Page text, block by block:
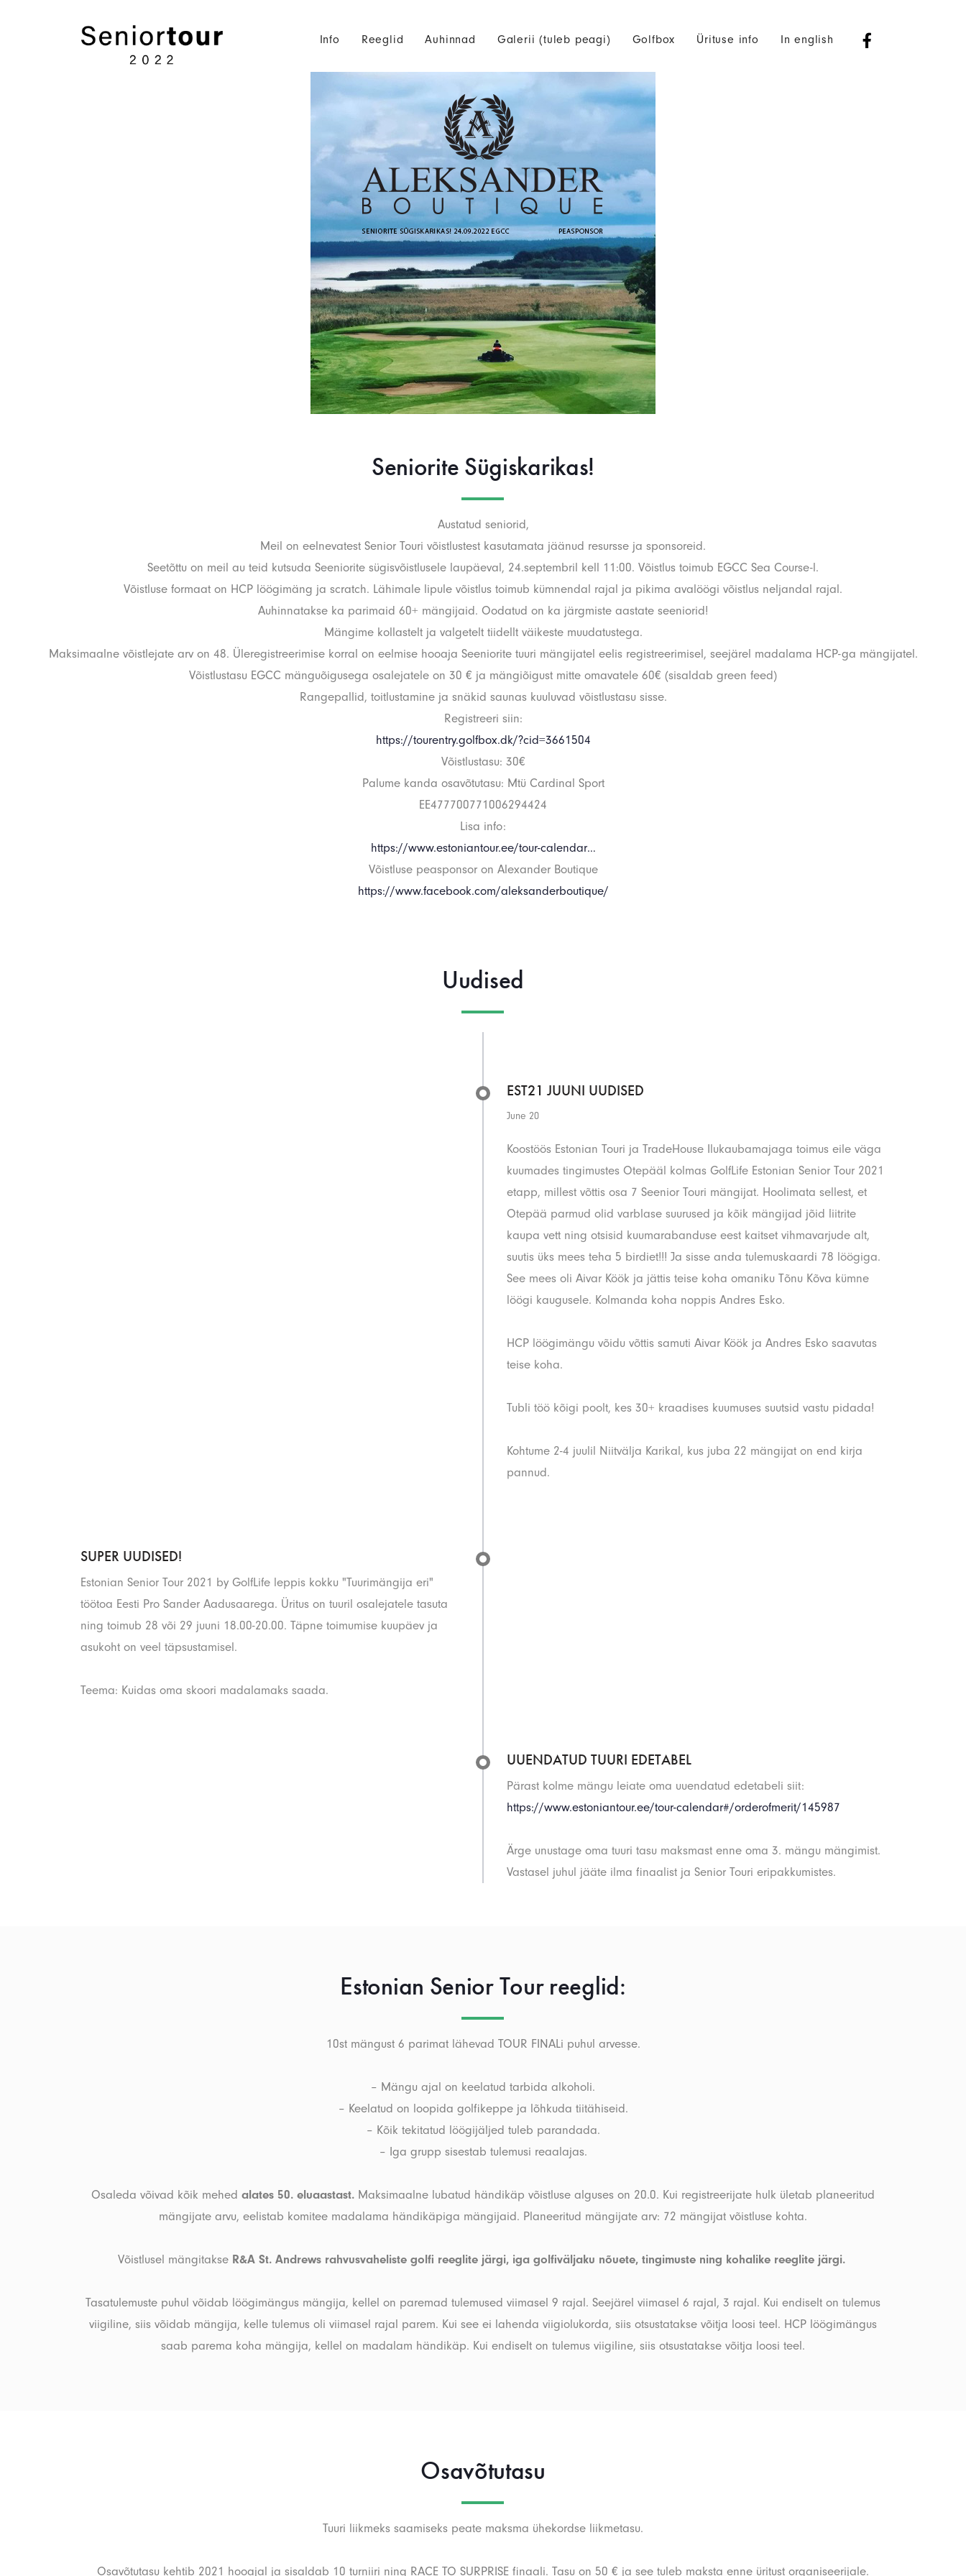
Info Reeglid Auhinnad Galerii (tuleb peagi) Golfbox Ürituse info In english
Seniorite Sügiskarikas!
Austatud seniorid,
Meil on eelnevatest Senior Touri võistlustest kasutamata jäänud resursse ja sponsoreid.
Seetõttu on meil au teid kutsuda Seeniorite sügisvõistlusele laupäeval, 24.septembril kell 11:00. Võistlus toimub EGCC Sea Course-l.
Võistluse formaat on HCP löögimäng ja scratch. Lähimale lipule võistlus toimub kümnendal rajal ja pikima avalöögi võistlus neljandal rajal.
Auhinnatakse ka parimaid 60+ mängijaid. Oodatud on ka järgmiste aastate seeniorid!
Mängime kollastelt ja valgetelt tiidellt väikeste muudatustega.
Maksimaalne võistlejate arv on 48. Üleregistreerimise korral on eelmise hooaja Seeniorite tuuri mängijatel eelis registreerimisel, seejärel madalama HCP-ga mängijatel.
Võistlustasu EGCC mänguõigusega osalejatele on 30 € ja mängiõigust mitte omavatele 60€ (sisaldab green feed)
Rangepallid, toitlustamine ja snäkid saunas kuuluvad võistlustasu sisse.
Registreeri siin:
https://tourentry.golfbox.dk/?cid=3661504
Võistlustasu: 30€
Palume kanda osavõtutasu: Mtü Cardinal Sport
EE477700771006294424
Lisa info:
https://www.estoniantour.ee/tour-calendar…
Võistluse peasponsor on Alexander Boutique
https://www.facebook.com/aleksanderboutique/
Uudised
EST21 JUUNI UUDISED
June 20
Koostöös Estonian Touri ja TradeHouse Ilukaubamajaga toimus eile väga
kuumades tingimustes Otepääl kolmas GolfLife Estonian Senior Tour 2021
etapp, millest võttis osa 7 Seenior Touri mängijat. Hoolimata sellest, et
Otepää parmud olid varblase suurused ja kõik mängijad jõid liitrite
kaupa vett ning otsisid kuumarabanduse eest kaitset vihmavarjude alt,
suutis üks mees teha 5 birdiet!!! Ja sisse anda tulemuskaardi 78 löögiga.
See mees oli Aivar Köök ja jättis teise koha omaniku Tõnu Kõva kümne
löögi kaugusele. Kolmanda koha noppis Andres Esko.
HCP löögimängu võidu võttis samuti Aivar Köök ja Andres Esko saavutas
teise koha.
Tubli töö kõigi poolt, kes 30+ kraadises kuumuses suutsid vastu pidada!
Kohtume 2-4 juulil Niitvälja Karikal, kus juba 22 mängijat on end kirja
pannud.
SUPER UUDISED!
Estonian Senior Tour 2021 by GolfLife leppis kokku "Tuurimängija eri"
töötoa Eesti Pro Sander Aadusaarega. Üritus on tuuril osalejatele tasuta
ning toimub 28 või 29 juuni 18.00-20.00. Täpne toimumise kuupäev ja
asukoht on veel täpsustamisel.
Teema: Kuidas oma skoori madalamaks saada.
UUENDATUD TUURI EDETABEL
Pärast kolme mängu leiate oma uuendatud edetabeli siit:
https://www.estoniantour.ee/tour-calendar#/orderofmerit/145987
Ärge unustage oma tuuri tasu maksmast enne oma 3. mängu mängimist.
Vastasel juhul jääte ilma finaalist ja Senior Touri eripakkumistes.
Estonian Senior Tour reeglid:
10st mängust 6 parimat lähevad TOUR FINALi puhul arvesse.
– Mängu ajal on keelatud tarbida alkoholi.
– Keelatud on loopida golfikeppe ja lõhkuda tiitähiseid.
– Kõik tekitatud löögijäljed tuleb parandada.
– Iga grupp sisestab tulemusi reaalajas.
Osaleda võivad kõik mehed alates 50. eluaastast. Maksimaalne lubatud händikäp võistluse alguses on 20.0. Kui registreerijate hulk ületab planeeritud
mängijate arvu, eelistab komitee madalama händikäpiga mängijaid. Planeeritud mängijate arv: 72 mängijat võistluse kohta.
Võistlusel mängitakse R&A St. Andrews rahvusvaheliste golfi reeglite järgi, iga golfiväljaku nõuete, tingimuste ning kohalike reeglite järgi.
Tasatulemuste puhul võidab löögimängus mängija, kellel on paremad tulemused viimasel 9 rajal. Seejärel viimasel 6 rajal, 3 rajal. Kui endiselt on tulemus
viigiline, siis võidab mängija, kelle tulemus oli viimasel rajal parem. Kui see ei lahenda viigiolukorda, siis otsustatakse võitja loosi teel. HCP löögimängus
saab parema koha mängija, kellel on madalam händikäp. Kui endiselt on tulemus viigiline, siis otsustatakse võitja loosi teel.
Osavõtutasu
Tuuri liikmeks saamiseks peate maksma ühekordse liikmetasu.
Osavõtutasu kehtib 2021 hooajal ja sisaldab 10 turniiri ning RACE TO SURPRISE finaali. Tasu on 50 € ja see tuleb maksta enne üritust organiseerijale.